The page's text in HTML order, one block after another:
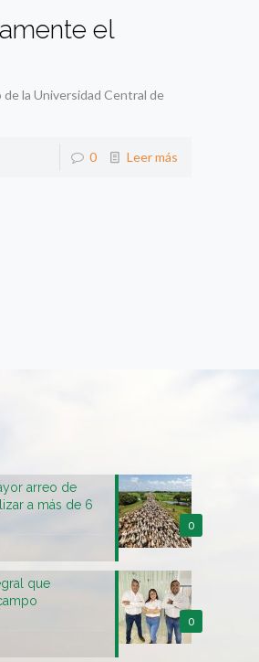
el
la Universidad Central de
0 Leer más
0
arreo de
a más de 6
0
que